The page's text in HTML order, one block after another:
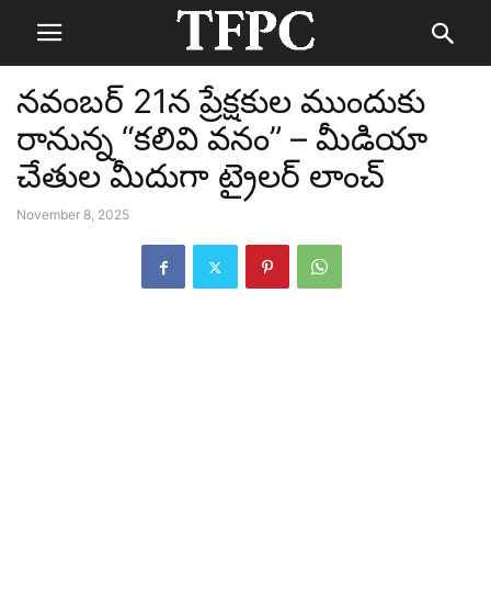
నవంబర్ 21న ప్రేక్షకుల ముందుకు
రానున్న “కలివి వనం” – మీడియా
చేతుల మీదుగా ట్రైలర్ లాంచ్
November 8, 2025